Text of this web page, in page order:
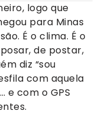
logo que
para Minas
É o clima. É o
de postar,
diz “sou
com aquela
e com o GPS